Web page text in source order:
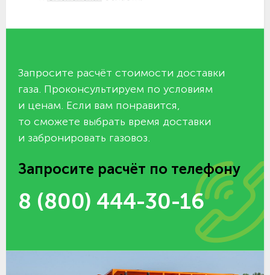
Запросите расчёт стоимости доставки
газа. Проконсультируем по условиям
и ценам. Если вам понравится,
то сможете выбрать время доставки
и забронировать газовоз.
Запросите расчёт по телефону
8 (800) 444-30-16